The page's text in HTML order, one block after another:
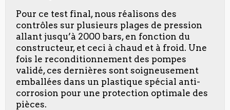
Pour ce test final, nous réalisons des
contrôles sur plusieurs plages de pression
allant jusqu’à 2000 bars, en fonction du
constructeur, et ceci à chaud et à froid. Une
fois le reconditionnement des pompes
validé, ces dernières sont soigneusement
emballées dans un plastique spécial anti-
corrosion pour une protection optimale des
pièces.